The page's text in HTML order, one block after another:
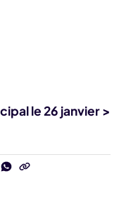
le 26 janvier >